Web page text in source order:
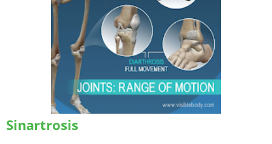
Sinartrosis